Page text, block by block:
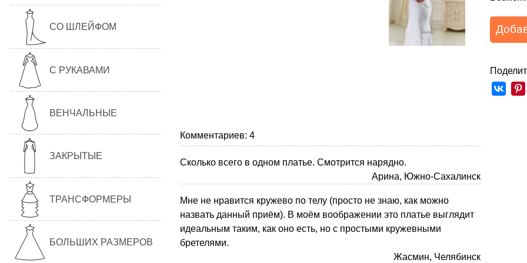
СО ШЛЕЙФОМ
С РУКАВАМИ
ВЕНЧАЛЬНЫЕ
ЗАКРЫТЫЕ
ТРАНСФОРМЕРЫ
БОЛЬШИХ РАЗМЕРОВ
Комментариев: 4
Сколько всего в одном платье. Смотрится нарядно.
Арина, Южно-Сахалинск
Мне не нравится кружево по телу (просто не знаю, как можно
назвать данный приём). В моём воображении это платье выглядит
идеальным таким, как оно есть, но с простыми кружевными
бретелями.
Жасмин, Челябинск